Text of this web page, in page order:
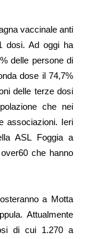
vaccinale anti
dosi. Ad oggi ha
delle persone di
dose il 74,7%
delle terze dosi
che nei
associazioni. Ieri
ASL Foggia a
che hanno
a Motta
Attualmente
di cui 1.270 a